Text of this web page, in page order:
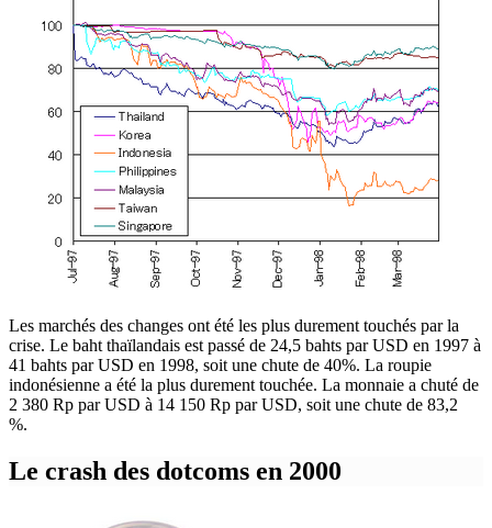
Les marchés des changes ont été les plus durement touchés par la
crise. Le baht thaïlandais est passé de 24,5 bahts par USD en 1997 à
41 bahts par USD en 1998, soit une chute de 40%. La roupie
indonésienne a été la plus durement touchée. La monnaie a chuté de
2 380 Rp par USD à 14 150 Rp par USD, soit une chute de 83,2
%.
Le crash des dotcoms en 2000